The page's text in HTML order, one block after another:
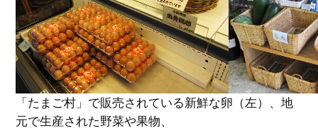
「たまご村」で販売されている新鮮な卵（左）、地
元で生産された野菜や果物、